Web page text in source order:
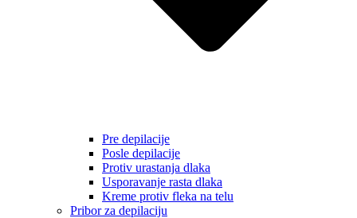
Pre depilacije
Posle depilacije
Protiv urastanja dlaka
Usporavanje rasta dlaka
Kreme protiv fleka na telu
Pribor za depilaciju